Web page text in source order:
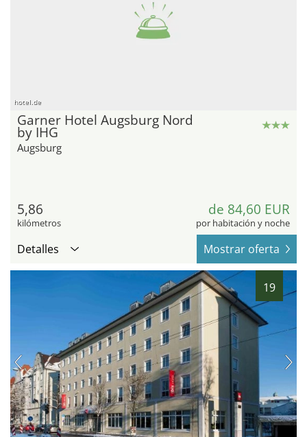
hotel.de
Garner Hotel Augsburg Nord
by IHG
Augsburg
5,86
kilómetros
de 84,60 EUR
por habitación y noche
Detalles Mostrar oferta
19